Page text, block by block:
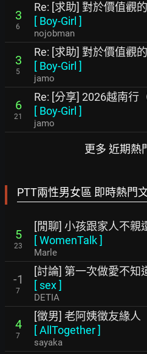
3
6
Re: [求助] 對於價值觀
[ Boy-Girl ]
nojobman
3
5
Re: [求助] 對於價值觀
[ Boy-Girl ]
jamo
6
21
Re: [分享] 2026越南行
[ Boy-Girl ]
jamo
更多 近期熱
PTT兩性男女區 即時熱門
5
23
[閒聊] 小孩跟家人不親
[WomenTalk]
Marle
-1
7
[討論] 第一次做愛不知
[ sex]
DETIA
4
7
[徵男] 老阿姨徵友緣人
[AllTogether]
sayaka